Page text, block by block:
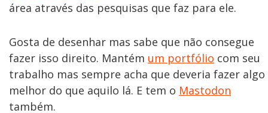
área através das pesquisas que faz para ele.
Gosta de desenhar mas sabe que não consegue
fazer isso direito. Mantém um portfólio com seu
trabalho mas sempre acha que deveria fazer algo
melhor do que aquilo lá. E tem o Mastodon
também.